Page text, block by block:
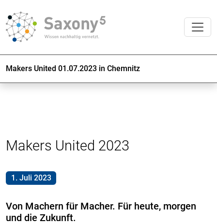
Makers United 01.07.2023 in Chemnitz
Makers United 2023
1. Juli 2023
Von Machern für Macher. Für heute, morgen
und die Zukunft.